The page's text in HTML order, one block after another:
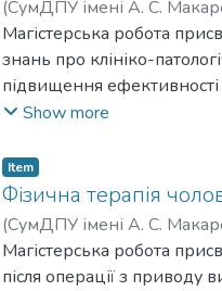
Це продемонструвало
(СумДПУ імені А. С.
Магістерська робота
знань про клініко-
підвищення ефективності
комплексної програми
щодо проблеми
Міжнародної
апробовано комплексну
клініки та
Show more
Item
Фізична терапія
(СумДПУ імені А. С.
Магістерська робота
після операції з приводу